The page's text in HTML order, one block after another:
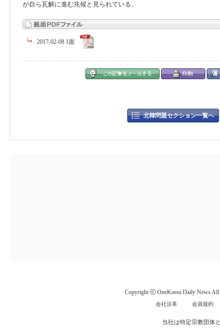
が自ら瓦解に進む兆候と見られている。
2017-02-08 1面
北韓問題セクション一覧へ
Copyright ⓒ OneKorea Daily News All
会社沿革 会員規約
当社は特定宗教団体